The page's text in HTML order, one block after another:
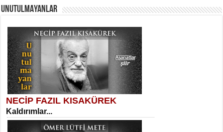
AHMET URFALI
Tahlil Denemesi...
SELAHATTİN YILDIZ
İnsanın Zindanı...
Meral Yağmur
Eski Bir Şiir...
Kadir Ünal
UNUTULMAYANLAR
NECİP FAZIL KISAKÜREK
Kaldırımlar...